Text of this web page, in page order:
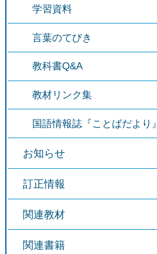
学習資料
言葉のてびき
教科書Q&A
教材リンク集
国語情報誌『ことばだより』
お知らせ
訂正情報
関連教材
関連書籍